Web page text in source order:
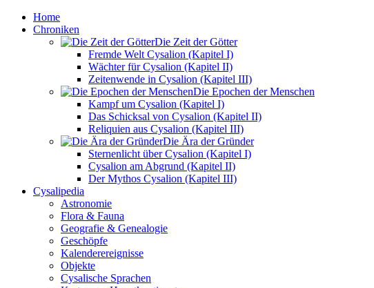
Home
Chroniken
Die Zeit der Götter
Fremde Welt Cysalion (Kapitel I)
Wächter für Cysalion (Kapitel II)
Zeitenwende in Cysalion (Kapitel III)
Die Epochen der Menschen
Kampf um Cysalion (Kapitel I)
Das Schicksal von Cysalion (Kapitel II)
Reliquien aus Cysalion (Kapitel III)
Die Ära der Gründer
Sternenlicht über Cysalion (Kapitel I)
Cysalion am Abgrund (Kapitel II)
Der Mythos Cysalion (Kapitel III)
Cysalipedia
Astronomie
Flora & Fauna
Geografie & Genealogie
Geschöpfe
Kalenderereignisse
Objekte
Cysalische Sprachen